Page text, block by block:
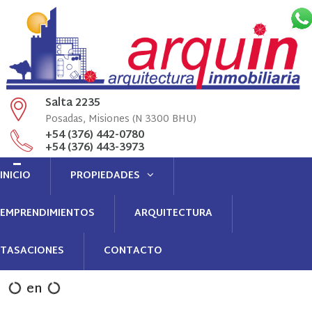
Salta 2235
Posadas, Misiones (N 3300 BHU)
+54 (376) 442-0780
+54 (376) 443-3973
info@arquin.com.ar
administracion@arquin.com.ar
Contacto
INICIO PROPIEDADES
EMPRENDIMIENTOS ARQUITECTURA
TASACIONES CONTACTO
en